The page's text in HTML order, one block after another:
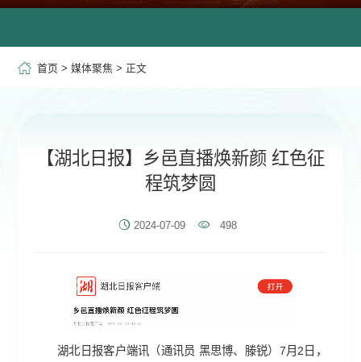
首页 >媒体聚焦 > 正文
【湖北日报】乡邑直播焕新颜 红色征
程筑梦圆
2024-07-09 498
湖北日报客户端讯（通讯员 黑思博、滕锐）7月2日，